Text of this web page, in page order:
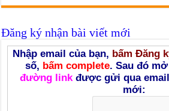
Đăng ký nhận bài viết mới
Nhập email của bạn, bấm Đăng
số, bấm complete. Sau đó
đường linkđược gửi qua
mới: